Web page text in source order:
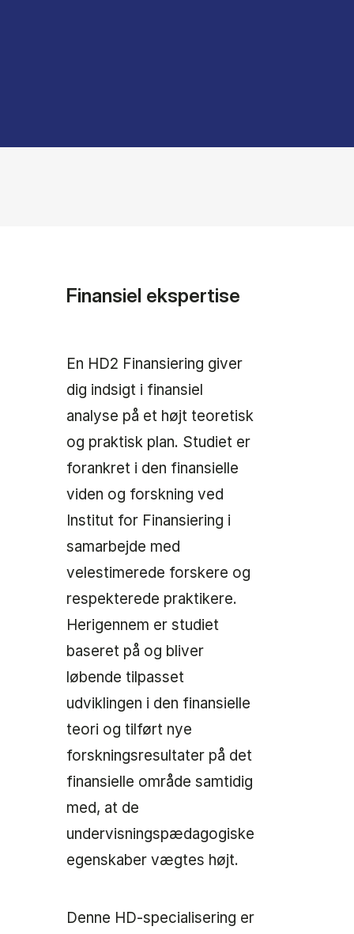
Finansiel ekspertise
En HD2 Finansiering giver
dig indsigt i finansiel
analyse på et højt teoretisk
og praktisk plan. Studiet er
forankret i den finansielle
viden og forskning ved
Institut for Finansiering i
samarbejde med
velestimerede forskere og
respekterede praktikere.
Herigennem er studiet
baseret på og bliver
løbende tilpasset
udviklingen i den finansielle
teori og tilført nye
forskningsresultater på det
finansielle område samtidig
med, at de
undervisningspædagogiske
egenskaber vægtes højt.
Denne HD-specialisering er